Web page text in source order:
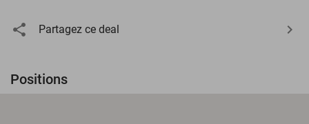
Partagez ce deal
Positions